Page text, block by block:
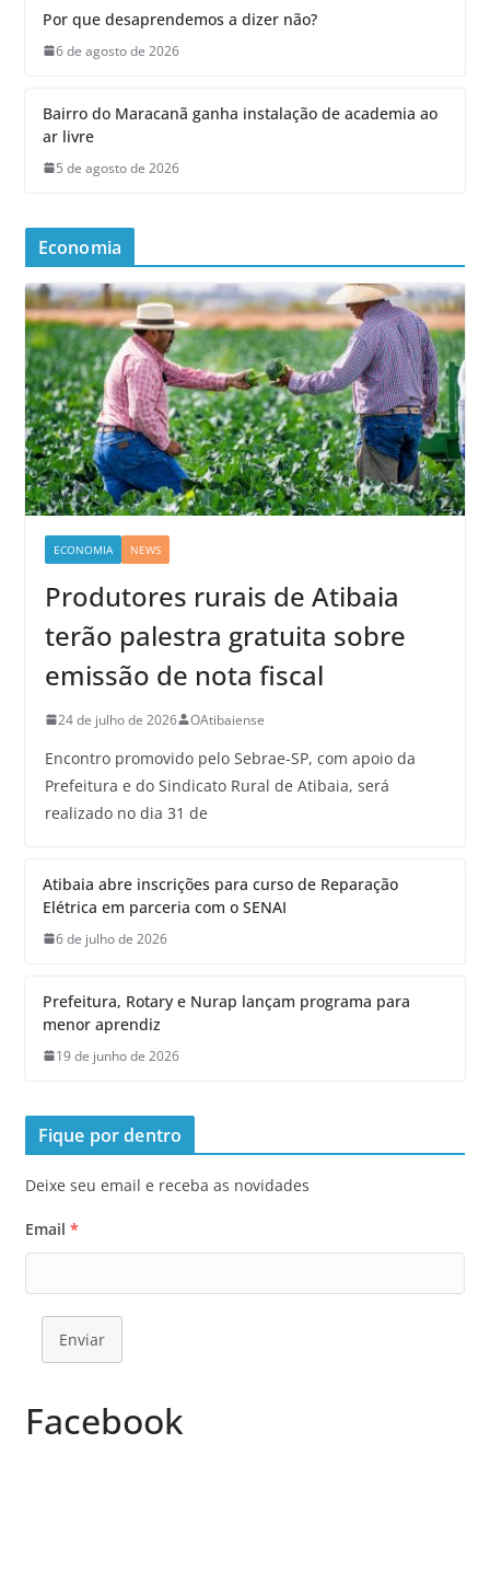
Por que desaprendemos a dizer não?
6 de agosto de 2026
Bairro do Maracanã ganha instalação de academia ao
ar livre
5 de agosto de 2026
Economia
ECONOMIA NEWS
Produtores rurais de Atibaia
terão palestra gratuita sobre
emissão de nota fiscal
24 de julho de 2026 OAtibaiense
Encontro promovido pelo Sebrae-SP, com apoio da
Prefeitura e do Sindicato Rural de Atibaia, será
realizado no dia 31 de
Atibaia abre inscrições para curso de Reparação
Elétrica em parceria com o SENAI
6 de julho de 2026
Prefeitura, Rotary e Nurap lançam programa para
menor aprendiz
19 de junho de 2026
Fique por dentro
Deixe seu email e receba as novidades
Email *
Enviar
Facebook